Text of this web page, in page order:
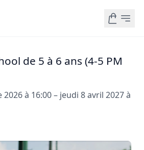
de 5 à 6 ans (4-5 PM
à 16:00 – jeudi 8 avril 2027 à